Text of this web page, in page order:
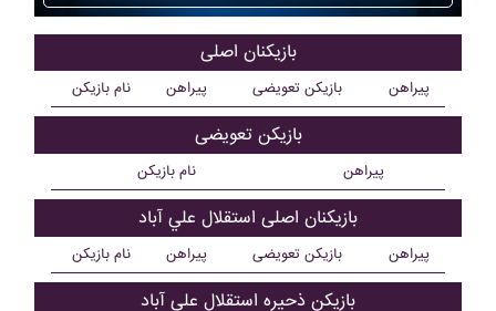
بازیکنان اصلی
نام بازیکن پیراهن بازیکن تعویضی پیراهن
بازیکن تعویضی
نام بازیکن پیراهن
بازیکنان اصلی استقلال علي آباد
نام بازیکن پیراهن بازیکن تعویضی پیراهن
بازیکن ذحیره استقلال علي آباد